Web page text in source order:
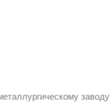
заводу